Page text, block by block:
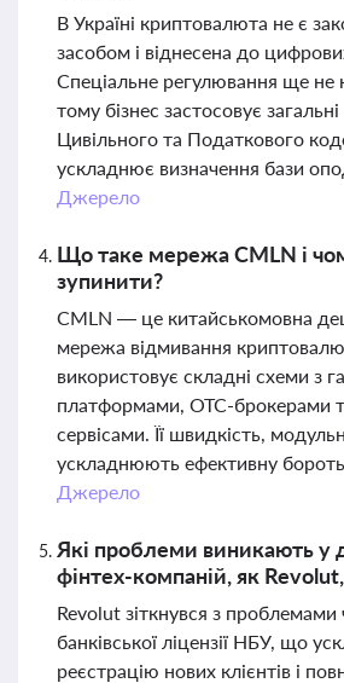
В Україні криптовалюта не є
засобом і віднесена до
Спеціальне регулювання ще не
тому бізнес застосовує
Цивільного та Податкового
ускладнює визначення бази
Джерело
Що таке мережа CMLN і
зупинити?
CMLN — це китайськомовна
мережа відмивання
використовує складні схеми з
платформами, OTC-брокерами
сервісами. Її швидкість,
ускладнюють ефективну
Джерело
Які проблеми виникають у
фінтех-компаній, як Revolut,
Revolut зіткнувся з проблемами
банківської ліцензії НБУ, що
реєстрацію нових клієнтів і